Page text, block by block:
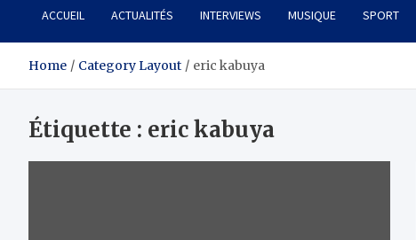
ACCUEIL ACTUALITÉS INTERVIEWS MUSIQUE SPORT
Home Category Layout eric kabuya
Étiquette : eric kabuya